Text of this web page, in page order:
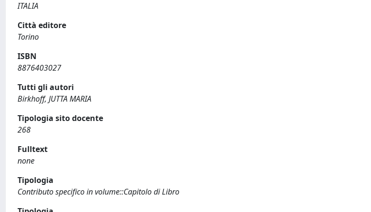
ITALIA
Città editore
Torino
ISBN
8876403027
Tutti gli autori
Birkhoff, JUTTA MARIA
Tipologia sito docente
268
Fulltext
none
Tipologia
Contributo specifico in volume::Capitolo di Libro